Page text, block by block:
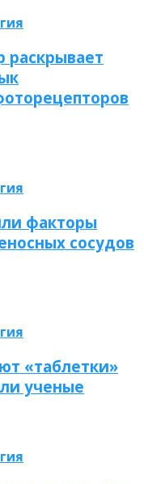
раскрывает
факторы
сосудов
«таблетки»
ученые